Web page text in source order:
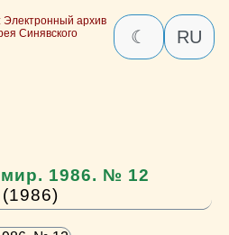
Электронный архив
Синявского
☾ RU
1986. № 12
(1986)